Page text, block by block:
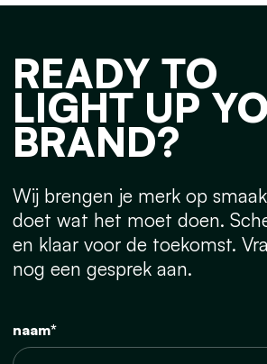
READY TO
LIGHT UP
BRAND?
Wij brengen je merk op
doet wat het moet doen.
en klaar voor de toekomst.
nog een gesprek aan.
naam*